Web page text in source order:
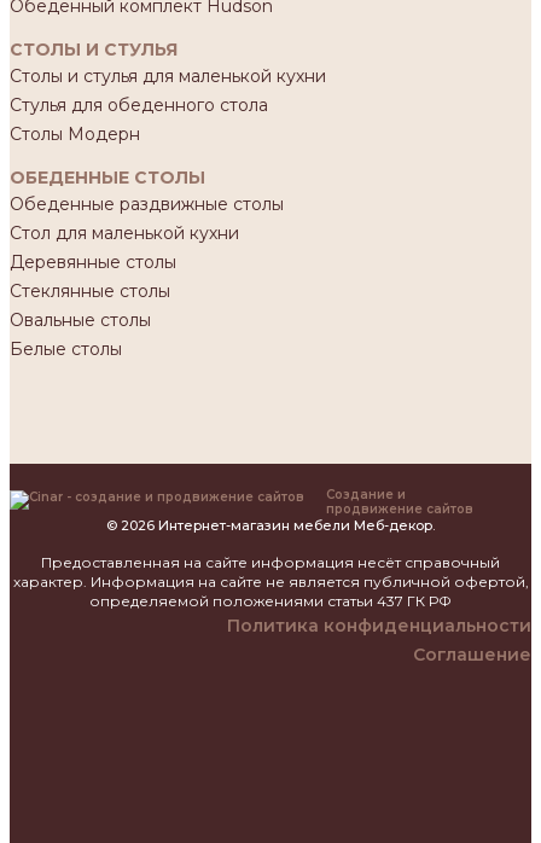
Обеденный комплект Hudson
СТОЛЫ И СТУЛЬЯ
Столы и стулья для маленькой кухни
Стулья для обеденного стола
Столы Модерн
ОБЕДЕННЫЕ СТОЛЫ
Обеденные раздвижные столы
Стол для маленькой кухни
Деревянные столы
Стеклянные столы
Овальные столы
Белые столы
Создание и
продвижение сайтов
© 2026 Интернет-магазин мебели Меб-декор.
Предоставленная на сайте информация несёт справочный
характер. Информация на сайте не является публичной офертой,
определяемой положениями статьи 437 ГК РФ
Политика конфиденциальности
Соглашение